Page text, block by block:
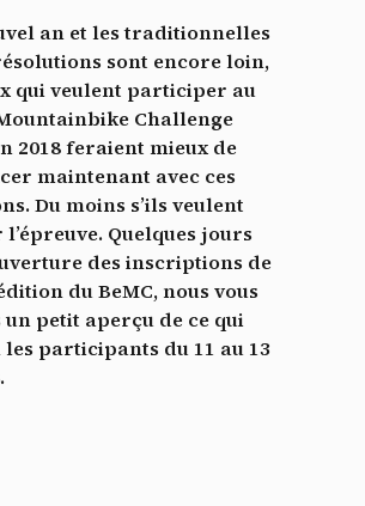
an et les traditionnelles
sont encore loin,
qui veulent participer au
Challenge
2018 feraient mieux de
maintenant avec ces
Du moins s’ils veulent
Quelques jours
des inscriptions de
du BeMC, nous vous
petit aperçu de ce qui
participants du 11 au 13